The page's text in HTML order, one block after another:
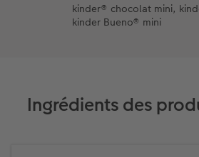
kinder® chocolat mini,
kinder Bueno® mini
Ingrédients des